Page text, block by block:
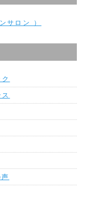
サロン ）